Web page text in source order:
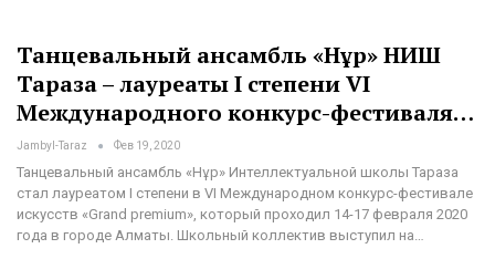
Танцевальный ансамбль «Нұр» НИШ
Тараза – лауреаты I степени VI
Международного конкурс-фестиваля…
Jambyl-Taraz Фев 19, 2020
Танцевальный ансамбль «Нұр» Интеллектуальной школы Тараза
стал лауреатом I степени в VI Международном конкурс-фестивале
искусств «Grand premium», который проходил 14-17 февраля 2020
года в городе Алматы. Школьный коллектив выступил на…